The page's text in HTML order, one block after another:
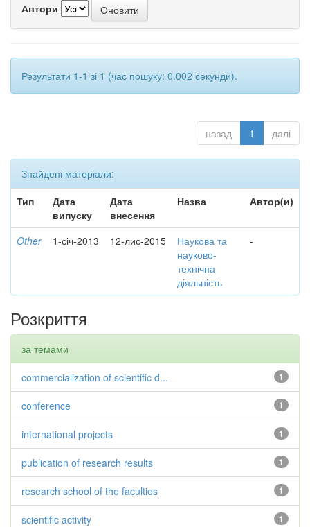
Автори
Результати 1-1 зі 1 (час пошуку: 0.002 секунди).
назад 1 далі
Знайдені матеріали:
Тип
Дата
випуску
Дата
внесення
Назва Автор(и)
Other 1-січ-2013 12-лис-2015
Наукова та
науково-
технічна
діяльність
-
Розкриття
за темами
1
commercialization of scientific d...
1
conference
1
international projects
1
publication of research results
1
research school of the faculties
1
scientific activity